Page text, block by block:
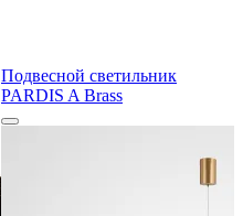
Подвесной светильник
PARDIS A Brass